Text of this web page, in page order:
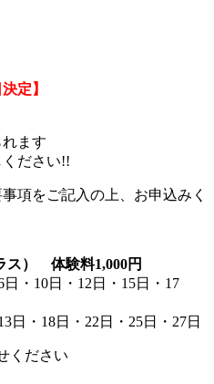
定】
ます
ださい!!
項をご記入の上、お申込みく
ス） 体験料1,000円
・10日・12日・15日・17
・18日・22日・25日・27日
ください